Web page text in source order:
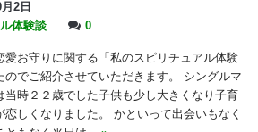
2日
体験談
0
愛お守りに関する「私のスピリチュアル体験
のでご紹介させていただきます。 シングルマ
時２２歳でした子供も少し大きくなり子育
しくなりました。 かといって出会いもなく